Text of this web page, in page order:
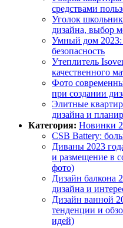
средствами
Уголок
дизайна, выбор
Умный дом 2023:
безопасность
Утеплитель
качественного
Фото
при создании
Элитные
дизайна и
Категория: Новинки
CSB Battery:
Диваны 2023
и размещение в
фото)
Дизайн балкона
дизайна и
Дизайн ванной
тенденции и
идей)